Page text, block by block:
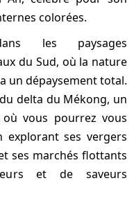
colorées.
les paysages
du Sud, où la nature
un dépaysement total.
delta du Mékong, un
vous pourrez vous
explorant ses vergers
ses marchés flottants
et de saveurs